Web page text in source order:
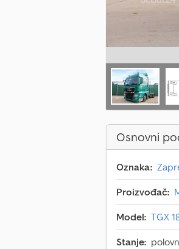
Osnovni
Oznaka:
Proizvođač:
Model: TGX
Stanje: